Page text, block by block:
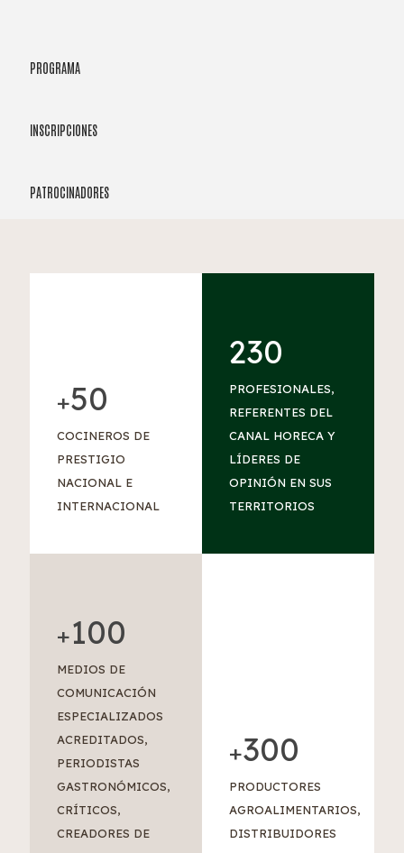
PROGRAMA
INSCRIPCIONES
PATROCINADORES
+50
COCINEROS DE
PRESTIGIO
NACIONAL E
INTERNACIONAL
230
PROFESIONALES,
REFERENTES DEL
CANAL HORECA Y
LÍDERES DE
OPINIÓN EN SUS
TERRITORIOS
+100
MEDIOS DE
COMUNICACIÓN
ESPECIALIZADOS
ACREDITADOS,
PERIODISTAS
GASTRONÓMICOS,
CRÍTICOS,
CREADORES DE
+300
PRODUCTORES
AGROALIMENTARIOS,
DISTRIBUIDORES